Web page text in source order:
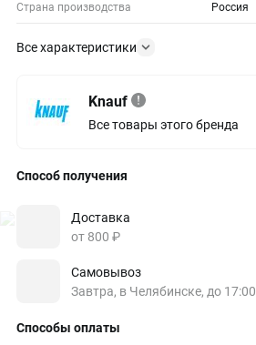
Страна производства Россия
Все характеристики
Knauf
Все товары этого бренда
Способ получения
Доставка
от 800 ₽
Самовывоз
Завтра, в Челябинске, до 17:00
Способы оплаты